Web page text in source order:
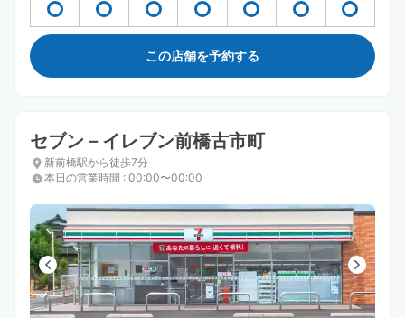
この店舗を予約する
セブン－イレブン前橋古市町
新前橋駅から徒歩7分
本日の営業時間 : 00:00〜00:00